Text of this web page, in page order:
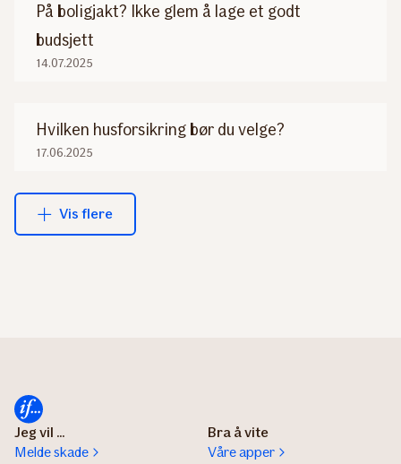
På boligjakt? Ikke glem å lage et godt
budsjett
14.07.2025
Hvilken husforsikring bør du velge?
17.06.2025
Vis flere
Jeg vil ...
Melde skade
Bra å vite
Våre apper